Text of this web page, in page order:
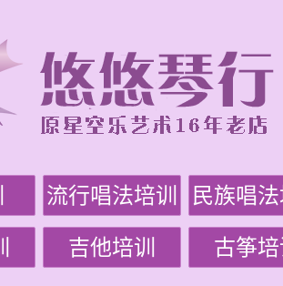
流行唱法培训 民族唱法
吉他培训 古筝培